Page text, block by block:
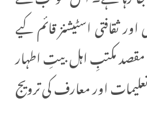
ثقافتی اسٹیشنز قائم کیے
مقصد مکتبِ اہل بیتِ اطہار
اور معارف کی ترویج